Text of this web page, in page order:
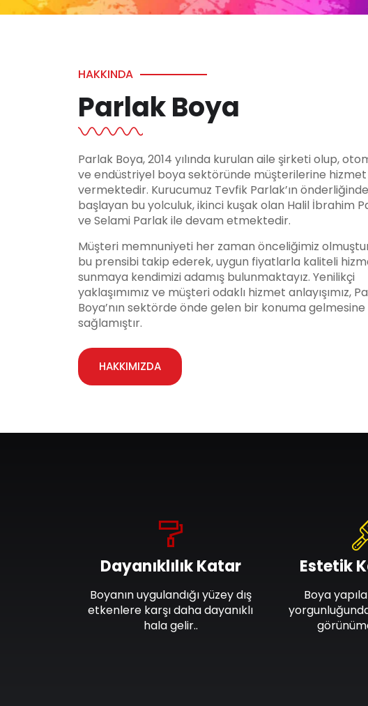
HAKKINDA
Parlak Boya
Parlak Boya, 2014 yılında kurulan aile şirketi olup,
ve endüstriyel boya sektöründe müşterilerine hizmet
vermektedir. Kurucumuz Tevfik Parlak’ın önderliğinde
başlayan bu yolculuk, ikinci kuşak olan Halil İbrahim
ve Selami Parlak ile devam etmektedir.
Müşteri memnuniyeti her zaman önceliğimiz
bu prensibi takip ederek, uygun fiyatlarla kaliteli
sunmaya kendimizi adamış bulunmaktayız. Yenilikçi
yaklaşımımız ve müşteri odaklı hizmet anlayışımız,
Boya’nın sektörde önde gelen bir konuma gelmesine
sağlamıştır.
HAKKIMIZDA
Dayanıklılık Katar
Boyanın uygulandığı yüzey dış
etkenlere karşı daha dayanıklı
hala gelir..
Estetik
Boya